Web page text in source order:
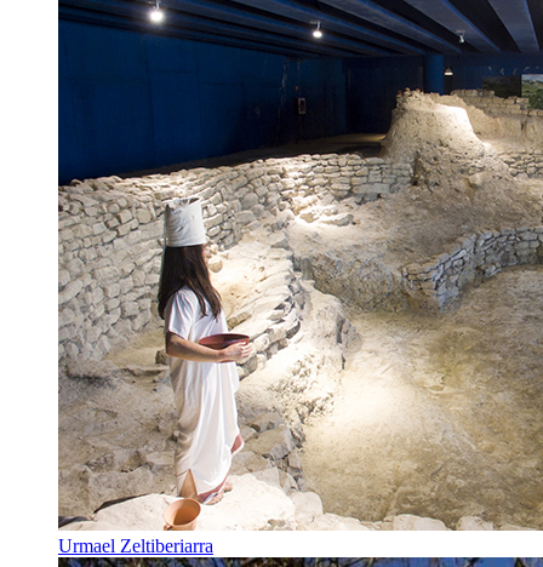
Urmael Zeltiberiarra